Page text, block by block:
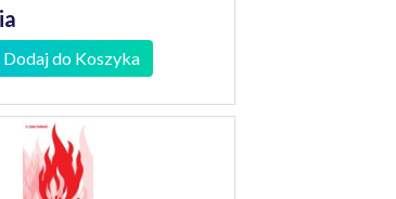
Dodaj do Koszyka